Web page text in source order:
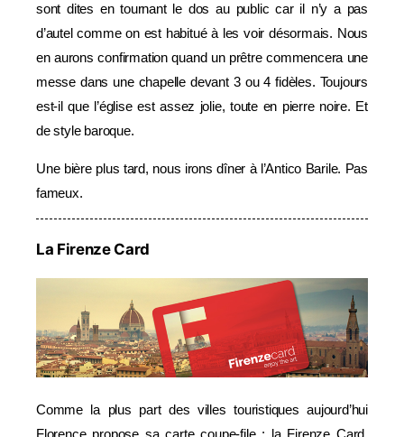
sont dites en tournant le dos au public car il n’y a pas
d’autel comme on est habitué à les voir désormais. Nous
en aurons confirmation quand un prêtre commencera une
messe dans une chapelle devant 3 ou 4 fidèles. Toujours
est-il que l’église est assez jolie, toute en pierre noire. Et
de style baroque.
Une bière plus tard, nous irons dîner à l’Antico Barile. Pas
fameux.
La Firenze Card
Comme la plus part des villes touristiques aujourd’hui
Florence propose sa carte coupe-file : la Firenze Card.